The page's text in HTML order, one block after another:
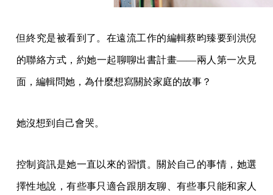
但終究是被看到了。在遠流工作的編輯蔡昀臻要到洪倪
的聯絡方式，約她一起聊聊出書計畫——兩人第一次見
面，編輯問她，為什麼想寫關於家庭的故事？
她沒想到自己會哭。
控制資訊是她一直以來的習慣。關於自己的事情，她選
擇性地說，有些事只適合跟朋友聊、有些事只能和家人